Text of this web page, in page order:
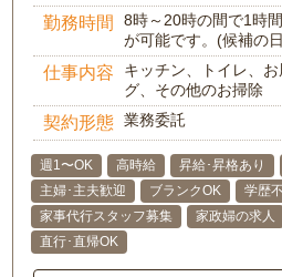
勤務時間
8時～20時の間で1時
が可能です。(候補の
仕事内容
キッチン、トイレ、
グ、その他のお掃除
契約形態 業務委託
週1〜OK 高時給 昇給･昇格あり
主婦･主夫歓迎
ブランクOK 学歴
家事代行スタッフ募集
家政婦の求人
直行･直帰OK